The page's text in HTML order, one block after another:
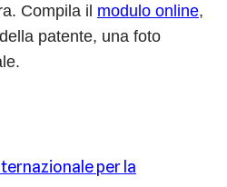
Compila il modulo online,
patente, una foto
per la